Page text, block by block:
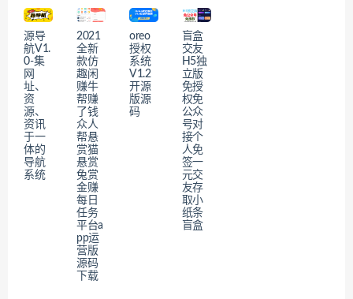
源导
航V1.
0-集
网
址、
资
源、
资讯
于一
体的
导航
系统
2021
全新
款仿
趣闲
赚牛
帮赚
了钱
众人
帮悬
赏猫
悬赏
兔赏
金赚
每日
任务
平台a
pp运
营版
源码
下载
oreo
授权
系统
V1.2
开源
版源
码
盲盒
交友
H5独
立版
免授
权免
公众
号对
接个
人免
签一
元交
友存
取小
纸条
盲盒